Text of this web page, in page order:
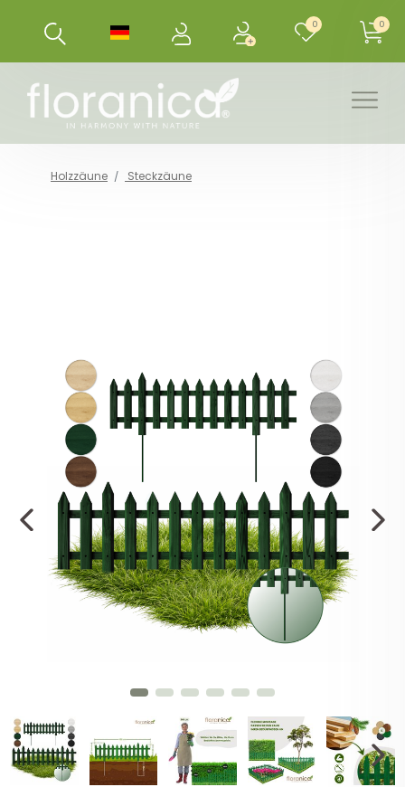
0 0
Holzzäune Steckzäune